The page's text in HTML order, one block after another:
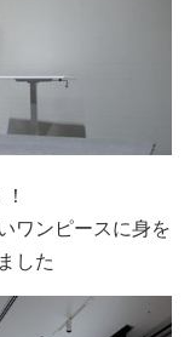
ワンピースに身を
した